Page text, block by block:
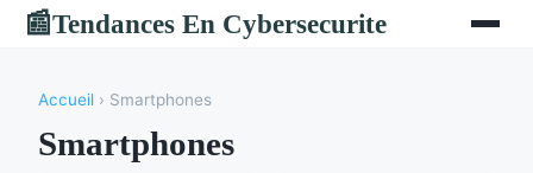
📰Tendances En Cybersecurite
Accueil › Smartphones
Smartphones